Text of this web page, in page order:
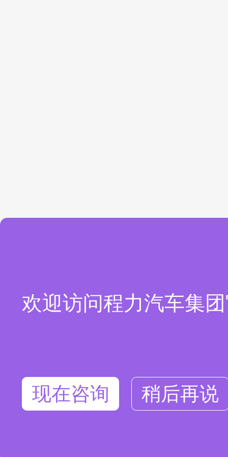
欢迎访问程力汽车集
现在咨询 稍后再说